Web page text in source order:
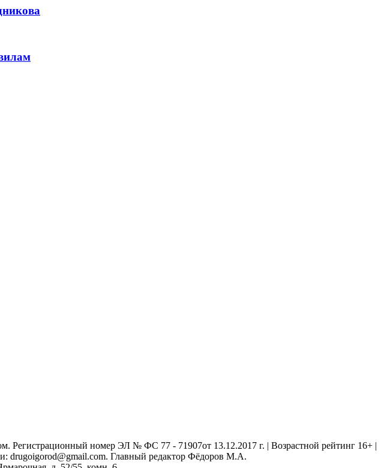
Регистрационный номер ЭЛ № ФС 77 - 71907от 13.12.2017 г. | Возрастной рейтинг 16+ |
drugoigorod@gmail.com. Главный редактор Фёдоров М.А.